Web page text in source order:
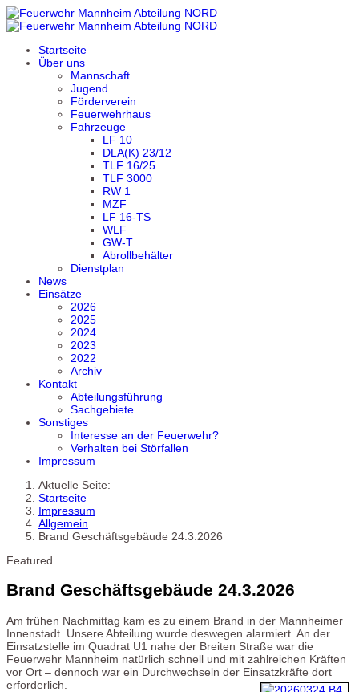
Startseite
Über uns
Mannschaft
Jugend
Förderverein
Feuerwehrhaus
Fahrzeuge
LF 10
DLA(K) 23/12
TLF 16/25
TLF 3000
RW 1
MZF
LF 16-TS
WLF
GW-T
Abrollbehälter
Dienstplan
News
Einsätze
2026
2025
2024
2023
2022
Archiv
Kontakt
Abteilungsführung
Sachgebiete
Sonstiges
Interesse an der Feuerwehr?
Verhalten bei Störfallen
Impressum
Aktuelle Seite:
Startseite
Impressum
Allgemein
Brand Geschäftsgebäude 24.3.2026
Featured
Brand Geschäftsgebäude 24.3.2026
Am frühen Nachmittag kam es zu einem Brand in der Mannheimer
Innenstadt. Unsere Abteilung wurde deswegen alarmiert. An der
Einsatzstelle im Quadrat U1 nahe der Breiten Straße war die
Feuerwehr Mannheim natürlich schnell und mit zahlreichen Kräften
vor Ort – dennoch war ein Durchwechseln der Einsatzkräfte dort
erforderlich.